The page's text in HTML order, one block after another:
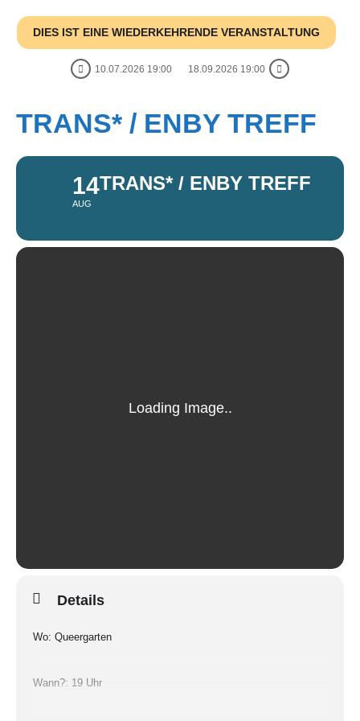
DIES IST EINE WIEDERKEHRENDE VERANSTALTUNG
10.07.2026 19:00 18.09.2026 19:00
TRANS* / ENBY TREFF
14
AUG
TRANS* / ENBY TREFF
Details
Wo: Queergarten
Wann?: 19 Uhr